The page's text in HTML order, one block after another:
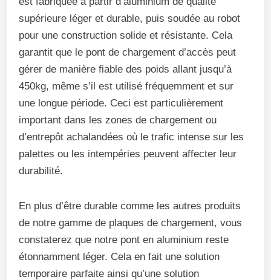
supérieure léger et durable, puis soudée au robot
pour une construction solide et résistante. Cela
garantit que le pont de chargement d’accès peut
gérer de manière fiable des poids allant jusqu’à
450kg, même s’il est utilisé fréquemment et sur
une longue période. Ceci est particulièrement
important dans les zones de chargement ou
d’entrepôt achalandées où le trafic intense sur les
palettes ou les intempéries peuvent affecter leur
durabilité.
En plus d’être durable comme les autres produits
de notre gamme de plaques de chargement, vous
constaterez que notre pont en aluminium reste
étonnamment léger. Cela en fait une solution
temporaire parfaite ainsi qu’une solution